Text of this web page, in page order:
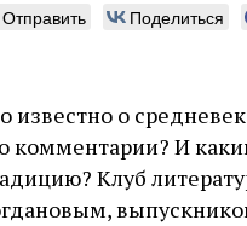
Отправить Поделиться
известно о
комментарии? И
Клуб